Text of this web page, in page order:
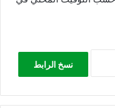
نسخ الرابط